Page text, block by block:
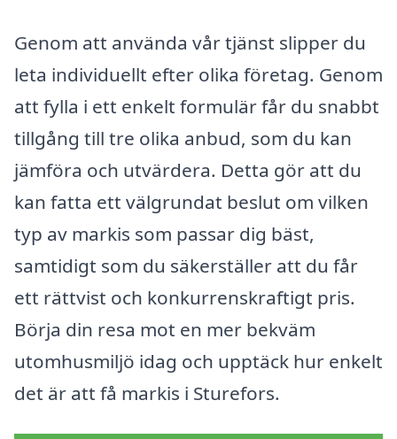
Genom att använda vår tjänst slipper du
leta individuellt efter olika företag. Genom
att fylla i ett enkelt formulär får du snabbt
tillgång till tre olika anbud, som du kan
jämföra och utvärdera. Detta gör att du
kan fatta ett välgrundat beslut om vilken
typ av markis som passar dig bäst,
samtidigt som du säkerställer att du får
ett rättvist och konkurrenskraftigt pris.
Börja din resa mot en mer bekväm
utomhusmiljö idag och upptäck hur enkelt
det är att få markis i Sturefors.